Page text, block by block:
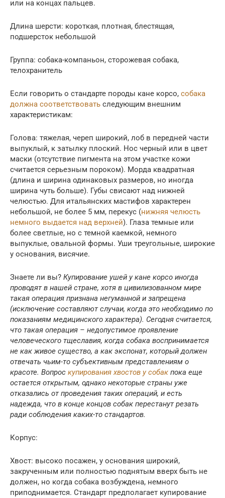
или на концах пальцев.
Длина шерсти: короткая, плотная, блестящая,
подшерсток небольшой
Группа: собака-компаньон, сторожевая собака,
телохранитель
Если говорить о стандарте породы кане корсо, собака
должна соответствовать следующим внешним
характеристикам:
Голова: тяжелая, череп широкий, лоб в передней части
выпуклый, к затылку плоский. Нос черный или в цвет
маски (отсутствие пигмента на этом участке кожи
считается серьезным пороком). Морда квадратная
(длина и ширина одинаковых размеров, но иногда
ширина чуть больше). Губы свисают над нижней
челюстью. Для итальянских мастифов характерен
небольшой, не более 5 мм, перекус (нижняя челюсть
немного выдается над верхней). Глаза темные или
более светлые, но с темной каемкой, немного
выпуклые, овальной формы. Уши треугольные, широкие
у основания, висячие.
Знаете ли вы? Купирование ушей у кане корсо иногда
проводят в нашей стране, хотя в цивилизованном мире
такая операция признана негуманной и запрещена
(исключение составляют случаи, когда это необходимо по
показаниям медицинского характера). Сегодня считается,
что такая операция – недопустимое проявление
человеческого тщеславия, когда собака воспринимается
не как живое существо, а как экспонат, который должен
отвечать чьим-то субъективным представлениям о
красоте. Вопрос купирования хвостов у собак пока еще
остается открытым, однако некоторые страны уже
отказались от проведения таких операций, и есть
надежда, что в конце концов собак перестанут резать
ради соблюдения каких-то стандартов.
Корпус:
Хвост: высоко посажен, у основания широкий,
закрученным или полностью поднятым вверх быть не
должен, но когда собака возбуждена, немного
приподнимается. Стандарт предполагает купирование